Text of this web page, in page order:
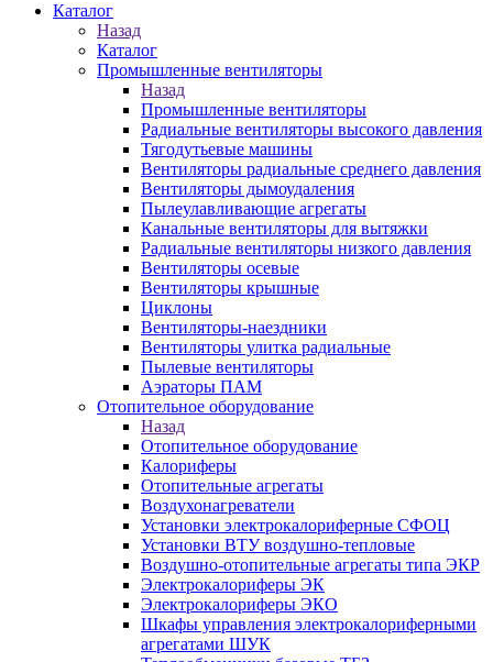
Каталог
Назад
Каталог
Промышленные вентиляторы
Назад
Промышленные вентиляторы
Радиальные вентиляторы высокого давления
Тягодутьевые машины
Вентиляторы радиальные среднего давления
Вентиляторы дымоудаления
Пылеулавливающие агрегаты
Канальные вентиляторы для вытяжки
Радиальные вентиляторы низкого давления
Вентиляторы осевые
Вентиляторы крышные
Циклоны
Вентиляторы-наездники
Вентиляторы улитка радиальные
Пылевые вентиляторы
Аэраторы ПАМ
Отопительное оборудование
Назад
Отопительное оборудование
Калориферы
Отопительные агрегаты
Воздухонагреватели
Установки электрокалориферные СФОЦ
Установки ВТУ воздушно-тепловые
Воздушно-отопительные агрегаты типа ЭКР
Электрокалориферы ЭК
Электрокалориферы ЭКО
Шкафы управления электрокалориферными
агрегатами ШУК